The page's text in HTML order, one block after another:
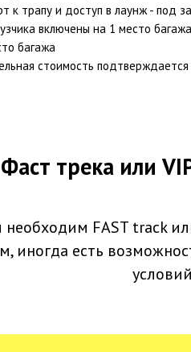
к трапу и доступ в лаунж - под
включены на 1 место
багажа
стоимость
трека или
необходим FAST track
иногда есть
условий